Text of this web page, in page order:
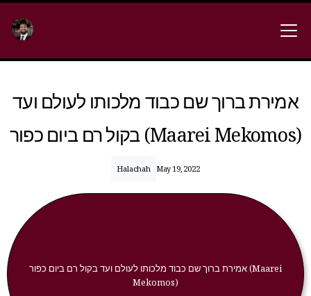
אמירת ברוך שם כבוד מלכותו לעולם ועד
בקול רם ביום כפור (Maarei Mekomos)
Halachah May 19, 2022
אמירת ברוך שם כבוד מלכותו לעולם ועד בקול רם ביום כפור (Maarei
Mekomos)